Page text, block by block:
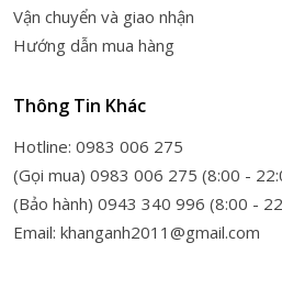
Vận chuyển và giao nhận
Hướng dẫn mua hàng
Thông Tin Khác
Hotline: 0983 006 275
(Gọi mua) 0983 006 275 (8:00 -
(Bảo hành) 0943 340 996 (8:00 -
Email: khanganh2011@gmail.com